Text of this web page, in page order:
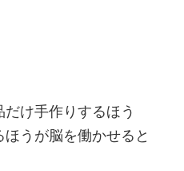
け手作りするほう
うが脳を働かせると